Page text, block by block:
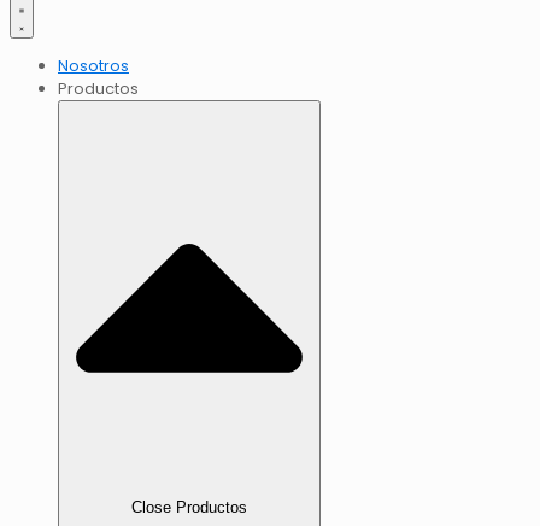
Nosotros
Productos
Close Productos